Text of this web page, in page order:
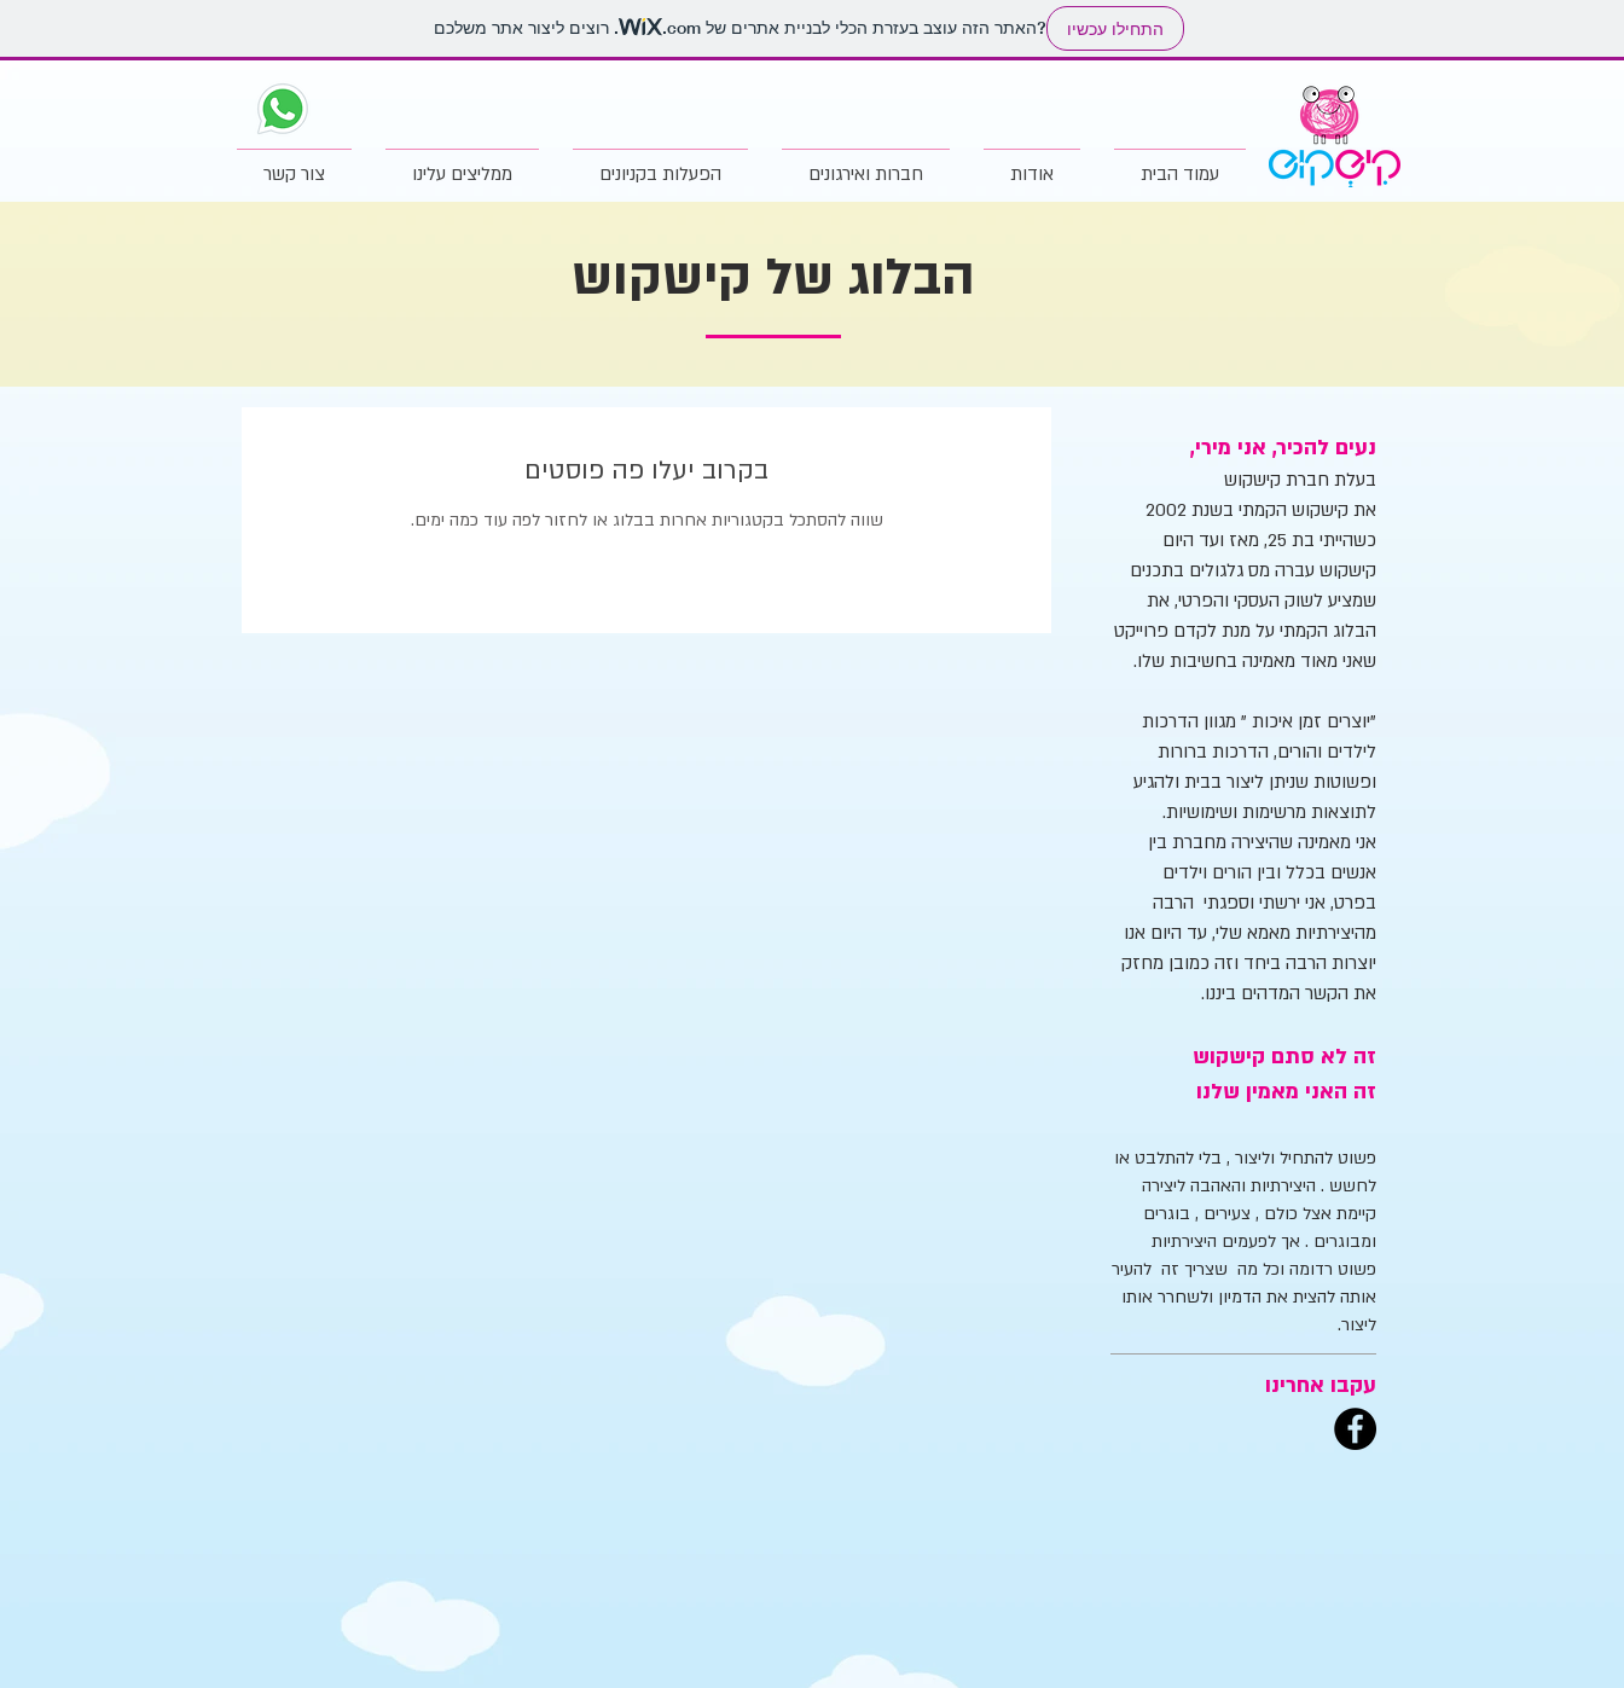
האתר הזה עוצב בעזרת הכלי לבניית אתרים של.com . רוצים ליצור אתר משלכם? התחילו עכשיו
עמוד הבית אודות חברות ואירגונים הפעלות בקניונים ממליצים עלינו צור קשר
הבלוג של קישקוש
בקרוב יעלו פה פוסטים
שווה להסתכל בקטגוריות אחרות בבלוג או לחזור לפה עוד כמה ימים.
נעים להכיר, אני מירי,
בעלת חברת קישקוש
את קישקוש הקמתי בשנת 2002
כשהייתי בת 25, מאז ועד היום
קישקוש עברה מס גלגולים בתכנים
שמציע לשוק העסקי והפרטי, את
הבלוג הקמתי על מנת לקדם פרוייקט
שאני מאוד מאמינה בחשיבות שלו.
"יוצרים זמן איכות " מגוון הדרכות
לילדים והורים, הדרכות ברורות
ופשוטות שניתן ליצור בבית ולהגיע
לתוצאות מרשימות ושימושיות.
אני מאמינה שהיצירה מחברת בין
אנשים בכלל ובין הורים וילדים
בפרט, אני ירשתי וספגתי הרבה
מהיצירתיות מאמא שלי, עד היום אנו
יוצרות הרבה ביחד וזה כמובן מחזק
את הקשר המדהים ביננו.
זה לא סתם קישקוש
זה האני מאמין שלנו
פשוט להתחיל וליצור , בלי להתלבט או
לחשש . היצירתיות והאהבה ליצירה
קיימת אצל כולם , צעירים , בוגרים
ומבוגרים . אך לפעמים היצירתיות
פשוט רדומה וכל מה שצריך זה להעיר
אותה להצית את הדמיון ולשחרר אותו
ליצור.
עקבו אחרינו